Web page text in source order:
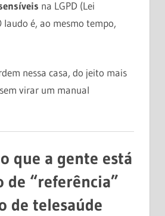
na LGPD (Lei
é, ao mesmo tempo,
nessa casa, do jeito mais
virar um manual
que a gente está
de “referência”
de telesaúde